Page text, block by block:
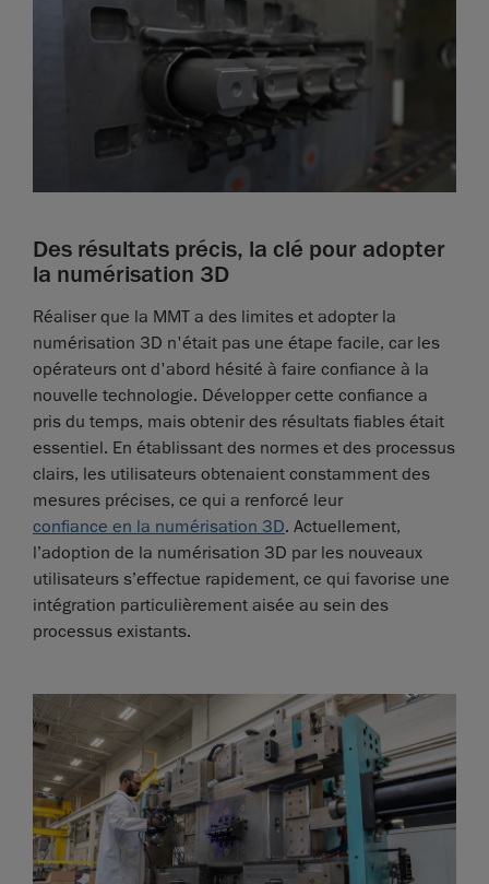
Des résultats précis, la clé pour adopter
la numérisation 3D
Réaliser que la MMT a des limites et adopter la
numérisation 3D n'était pas une étape facile, car les
opérateurs ont d'abord hésité à faire confiance à la
nouvelle technologie. Développer cette confiance a
pris du temps, mais obtenir des résultats fiables était
essentiel. En établissant des normes et des processus
clairs, les utilisateurs obtenaient constamment des
mesures précises, ce qui a renforcé leur
confiance en la numérisation 3D. Actuellement,
l’adoption de la numérisation 3D par les nouveaux
utilisateurs s’effectue rapidement, ce qui favorise une
intégration particulièrement aisée au sein des
processus existants.